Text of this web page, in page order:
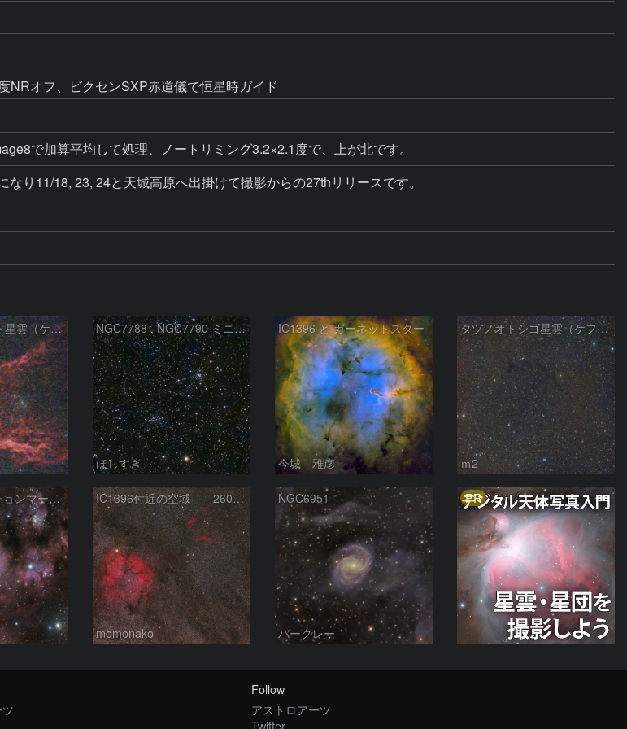
NRオフ、ビクセンSXP赤道儀で恒星時ガイド
で加算平均して処理、ノートリミング3.2×2.1度で、上が北です。
り11/18, 23, 24と天城高原へ出掛けて撮影からの27thリリースです。
フライングバット星雲（ケフェウス座） NGC7788 , NGC7790 ミニ二重星団
ほしすき
IC1396 と ガーネットスター
今城 雅彦
タツノオトシゴ星雲（ケフェウス座）
ｍ2
Ced214 クエスチョンマーク星雲の“心臓部” IC1396付近の空域 260720
momonako
NGC6951
バークレー
PR
Follow
アストロアーツ
Twitter